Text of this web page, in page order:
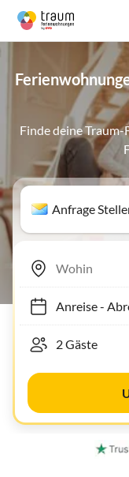
Finde deine
Anfrage
Anreise-